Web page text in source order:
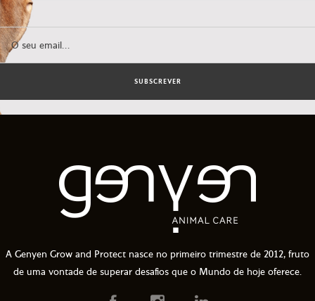
SUBSCREVER
A Genyen Grow and Protect nasce no primeiro trimestre de 2012, fruto
de uma vontade de superar desafios que o Mundo de hoje oferece.